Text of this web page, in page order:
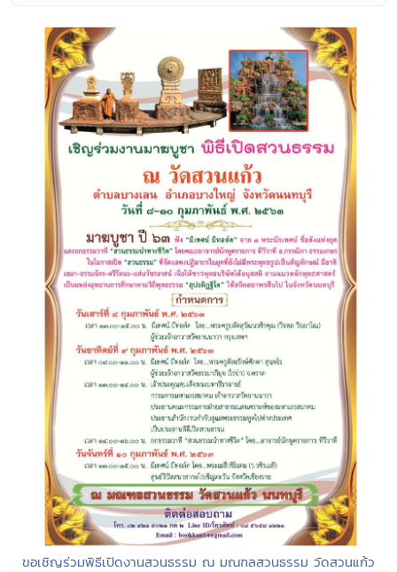
ขอเชิญร่วมพิธีเปิดงานสวนธรรม ณ มณฑลสวนธรรม วัดสวนแก้ว